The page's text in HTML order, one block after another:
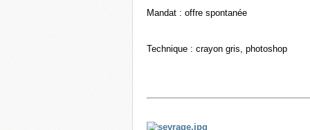
Mandat : offre spontanée
Technique : crayon gris, photoshop